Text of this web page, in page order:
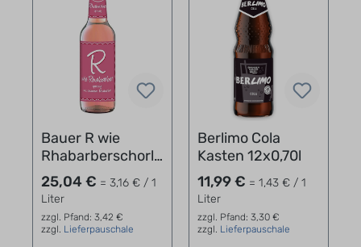
Bauer R wie
Rhabarberschorle
24 x 0,33 l
25,04 € = 3,16 € / 1
Liter
zzgl. Pfand: 3,42 €
zzgl. Lieferpauschale
Berlimo Cola
Kasten 12x0,70l
11,99 € = 1,43 € / 1
Liter
zzgl. Pfand: 3,30 €
zzgl. Lieferpauschale